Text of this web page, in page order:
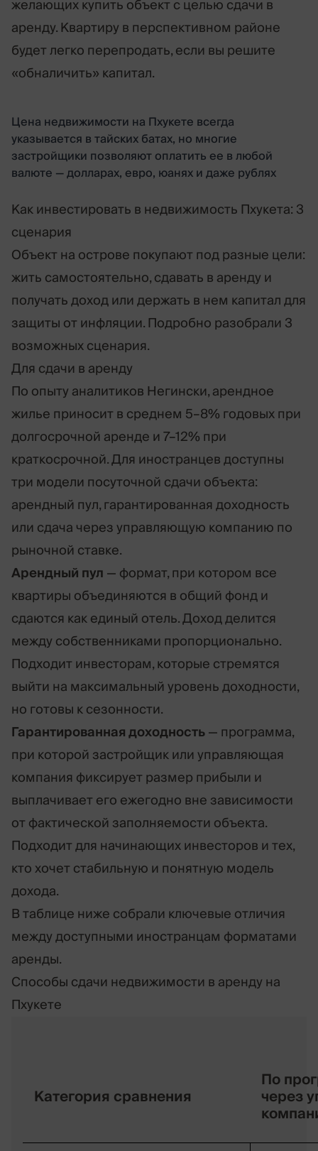
желающих купить объект с целью сдачи в
аренду. Квартиру в перспективном районе
будет легко перепродать, если вы решите
«обналичить» капитал.
Цена недвижимости на Пхукете всегда
указывается в тайских батах, но многие
застройщики позволяют оплатить ее в любой
валюте — долларах, евро, юанях и даже рублях
Как инвестировать в недвижимость Пхукета: 3
сценария
Объект на острове покупают под разные цели:
жить самостоятельно, сдавать в аренду и
получать доход или держать в нем капитал для
защиты от инфляции. Подробно разобрали 3
возможных сценария.
Для сдачи в аренду
По опыту аналитиков Негински, арендное
жилье приносит в среднем 5–8% годовых при
долгосрочной аренде и 7–12% при
краткосрочной. Для иностранцев доступны
три модели посуточной сдачи объекта:
арендный пул, гарантированная доходность
или сдача через управляющую компанию по
рыночной ставке.
Арендный пул— формат, при котором все
квартиры объединяются в общий фонд и
сдаются как единый отель. Доход делится
между собственниками пропорционально.
Подходит инвесторам, которые стремятся
выйти на максимальный уровень доходности,
но готовы к сезонности.
Гарантированная доходность— программа,
при которой застройщик или управляющая
компания фиксирует размер прибыли и
выплачивает его ежегодно вне зависимости
от фактической заполняемости объекта.
Подходит для начинающих инвесторов и тех,
кто хочет стабильную и понятную модель
дохода.
В таблице ниже собрали ключевые отличия
между доступными иностранцам форматами
аренды.
Способы сдачи недвижимости в аренду на
Пхукете
Категория сравнения
По
через